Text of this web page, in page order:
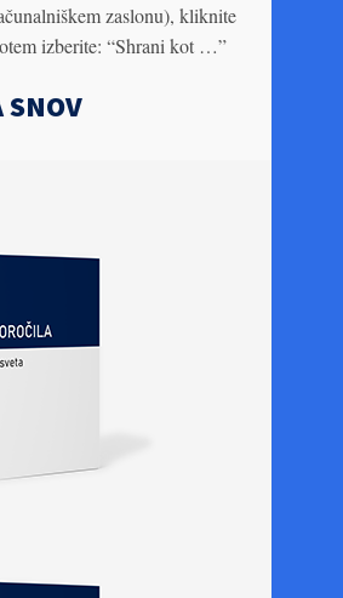
zaslonu), kliknite
izberite: “Shrani kot …”
SNOV